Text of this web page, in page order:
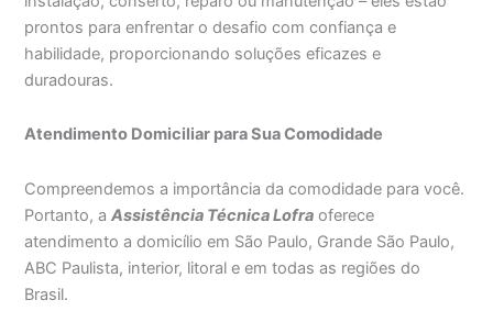
prontos para enfrentar o desafio com confiança e
habilidade, proporcionando soluções eficazes e
duradouras.
Atendimento Domiciliar para Sua Comodidade
Compreendemos a importância da comodidade para você.
Portanto, aAssistência Técnica Lofra oferece
atendimento a domicílio em São Paulo, Grande São Paulo,
ABC Paulista, interior, litoral e em todas as regiões do
Brasil.